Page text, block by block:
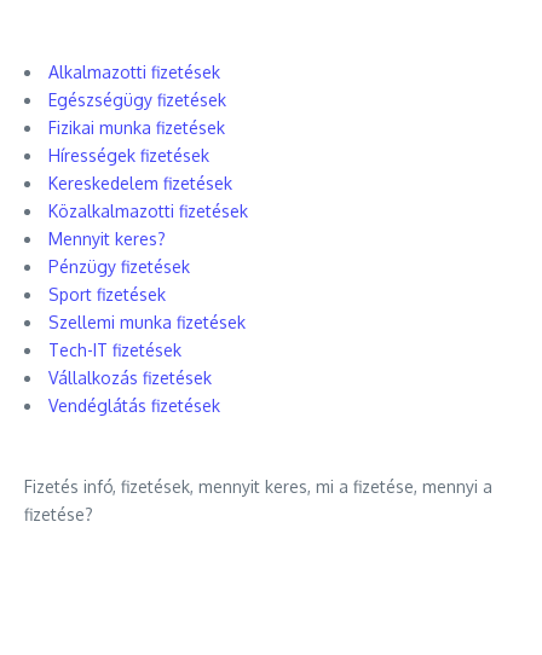
Alkalmazotti fizetések
Egészségügy fizetések
Fizikai munka fizetések
Hírességek fizetések
Kereskedelem fizetések
Közalkalmazotti fizetések
Mennyit keres?
Pénzügy fizetések
Sport fizetések
Szellemi munka fizetések
Tech-IT fizetések
Vállalkozás fizetések
Vendéglátás fizetések
Fizetés infó, fizetések, mennyit keres, mi a fizetése, mennyi a
fizetése?